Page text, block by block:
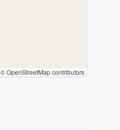
© OpenStreetMap contributors